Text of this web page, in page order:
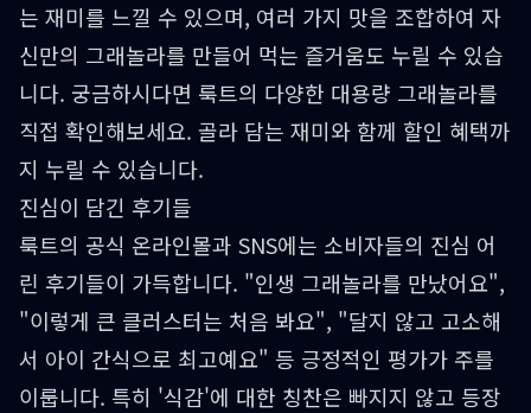
는 재미를 느낄 수 있으며, 여러 가지 맛을 조합하여 자
신만의 그래놀라를 만들어 먹는 즐거움도 누릴 수 있습
니다. 궁금하시다면 룩트의 다양한 대용량 그래놀라를
직접 확인해보세요. 골라 담는 재미와 함께 할인 혜택까
지 누릴 수 있습니다.
진심이 담긴 후기들
룩트의 공식 온라인몰과 SNS에는 소비자들의 진심 어
린 후기들이 가득합니다. "인생 그래놀라를 만났어요",
"이렇게 큰 클러스터는 처음 봐요", "달지 않고 고소해
서 아이 간식으로 최고예요" 등 긍정적인 평가가 주를
이룹니다. 특히 '식감'에 대한 칭찬은 빠지지 않고 등장